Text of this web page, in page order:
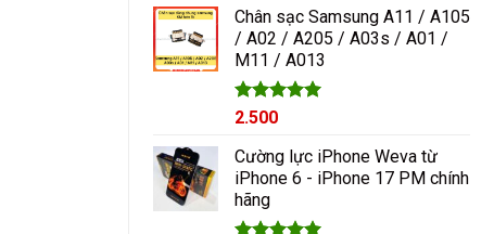
5 sao
Chân sạc Samsung A11 / A105
/ A02 / A205 / A03s / A01 /
M11 / A013
Được xếp
5 sao
2.500
Cường lực iPhone Weva từ
iPhone 6 - iPhone 17 PM chính
hãng